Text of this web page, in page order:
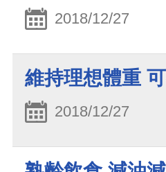
2018/12/27
維持理想體重
2018/12/27